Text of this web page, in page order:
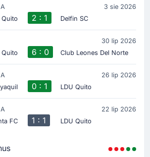
3 sie 2026
Quito
2 : 1 Delfin SC
30 lip 2026
Quito
6 : 0 Club Leones Del Norte
26 lip 2026
0 : 1 LDU Quito
22 lip 2026
FC
1 : 1 LDU Quito